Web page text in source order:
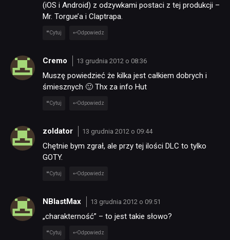
(iOS i Android) z odzywkami postaci z tej produkcji –
Mr. Torgue’a i Claptrapa.
Cytuj Odpowiedz
Cremo 13 grudnia 2012 o 08:36
Muszę powiedzieć że kilka jest całkiem dobrych i
śmiesznych 🙂 Thx za info Hut
Cytuj Odpowiedz
zoldator 13 grudnia 2012 o 09:44
Chętnie bym zgrał, ale przy tej ilości DLC to tylko
GOTY.
Cytuj Odpowiedz
NBlastMax 13 grudnia 2012 o 09:51
„charakterność” – to jest takie słowo?
Cytuj Odpowiedz